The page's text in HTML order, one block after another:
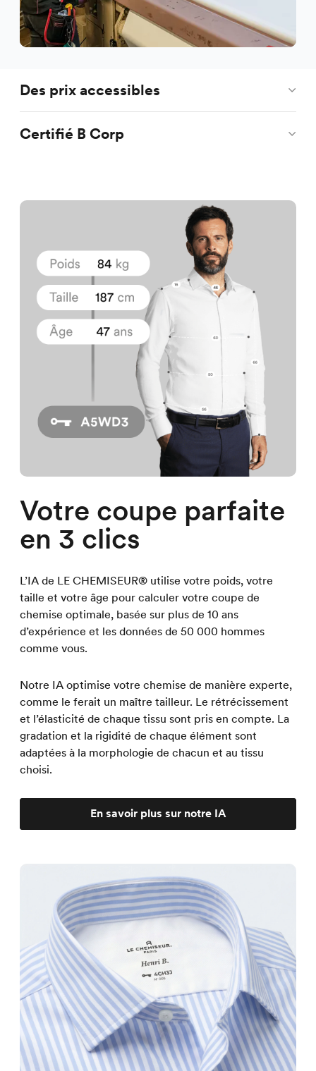
Des prix accessibles
Certifié B Corp
Votre coupe parfaite
en 3 clics
L’IA de LE CHEMISEUR® utilise votre poids, votre
taille et votre âge pour calculer votre coupe de
chemise optimale, basée sur plus de 10 ans
d’expérience et les données de 50 000 hommes
comme vous.
Notre IA optimise votre chemise de manière experte,
comme le ferait un maître tailleur. Le rétrécissement
et l’élasticité de chaque tissu sont pris en compte. La
gradation et la rigidité de chaque élément sont
adaptées à la morphologie de chacun et au tissu
choisi.
En savoir plus sur notre IA